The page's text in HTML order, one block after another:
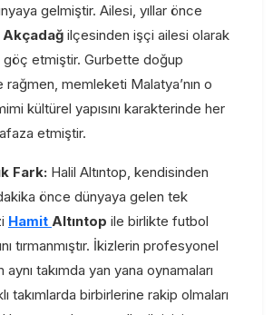
gelmiştir. Ailesi, yıllar önce
Akçadağ ilçesinden işçi ailesi olarak
göç etmiştir. Gurbette doğup
rağmen, memleketi Malatya’nın o
kültürel yapısını karakterinde her
etmiştir.
Fark: Halil Altıntop, kendisinden
önce dünyaya gelen tek
Hamit Altıntop ile birlikte futbol
tırmanmıştır. İkizlerin profesyonel
takımda yan yana oynamaları
takımlarda birbirlerine rakip olmaları